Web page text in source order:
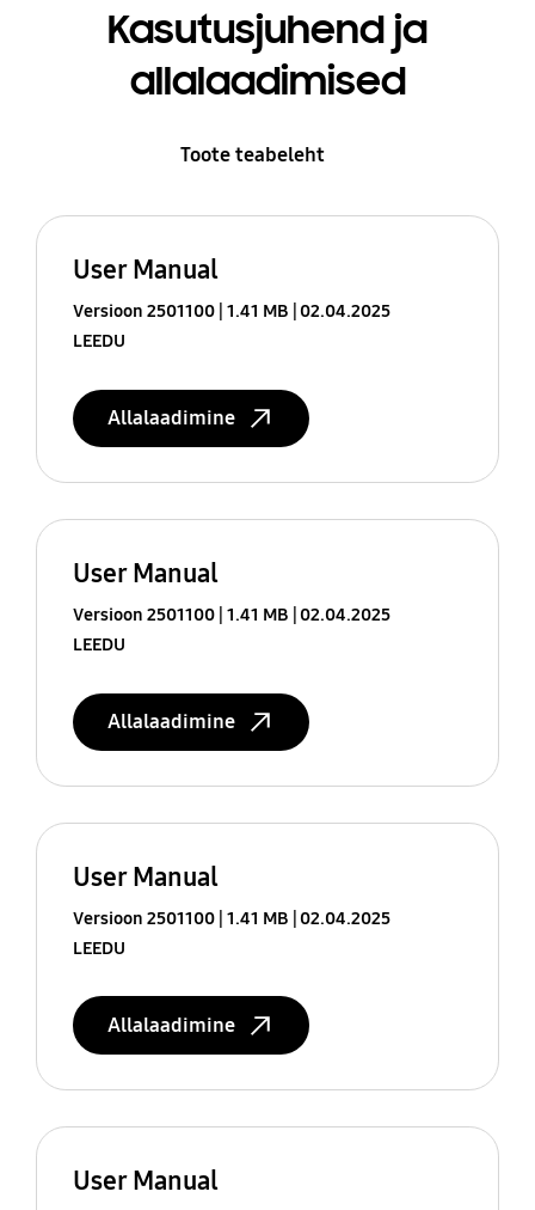
Kasutusjuhend ja
allalaadimised
Toote teabeleht
User Manual
Versioon 2501100 1.41 MB
02.04.2025
LEEDU
Allalaadimine
User Manual
Versioon 2501100 1.41 MB
02.04.2025
LEEDU
Allalaadimine
User Manual
Versioon 2501100 1.41 MB
02.04.2025
LEEDU
Allalaadimine
User Manual